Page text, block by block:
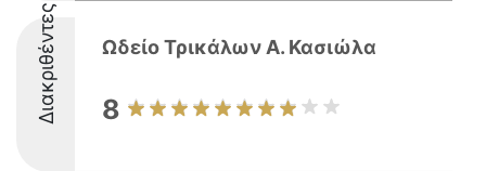
Διακριθέντες Ωδείο Τρικάλων Α. Κασιώλα
8